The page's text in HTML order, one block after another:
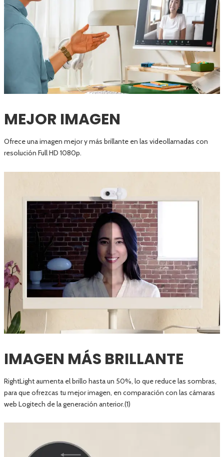
MEJOR IMAGEN
Ofrece una imagen mejor y más brillante en las videollamadas con
resolución Full HD 1080p.
IMAGEN MÁS BRILLANTE
RightLight aumenta el brillo hasta un 50%, lo que reduce las sombras,
para que ofrezcas tu mejor imagen, en comparación con las cámaras
web Logitech de la generación anterior.(1)